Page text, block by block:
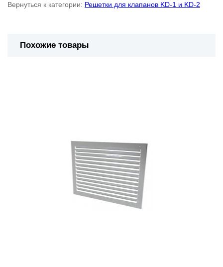
Вернуться к категории: Решетки для клапанов KD-1 и KD-2
Похожие товары